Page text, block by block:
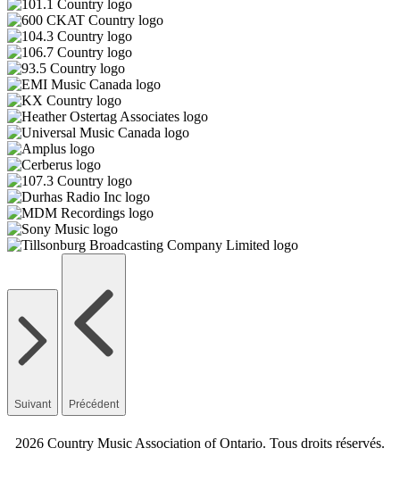
Suivant Précédent
2026 Country Music Association of Ontario. Tous droits réservés.